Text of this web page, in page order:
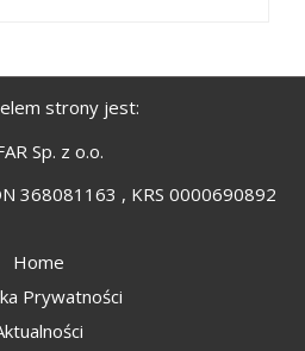
strony jest:
Sp. z o.o.
368081163 , KRS 0000690892
Home
Prywatności